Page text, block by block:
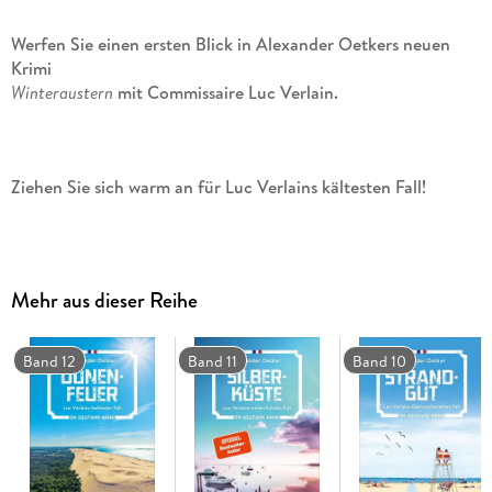
Werfen Sie einen ersten Blick in Alexander Oetkers neuen
Krimi
Winteraustern mit Commissaire Luc Verlain.
Ziehen Sie sich warm an für Luc Verlains kältesten Fall!
Austerndiebe, denen man mit immer drastischeren Methoden
Bootsfahrt werden sollte, für Luc Verlain in einen Mordfall,
der es in sich hat.
Zusammen mit seinem Vater, einem ehemaligen
Austernzüchter, hatte Luc eigentlich nur noch einmal dessen
Mehr aus dieser Reihe
Band 12 Band 11 Band 10